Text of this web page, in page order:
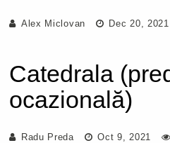
Alex Miclovan Dec 20, 2021
Catedrala
ocazională)
Radu Preda Oct 9, 2021